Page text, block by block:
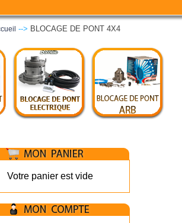
--> BLOCAGE DE PONT 4X4
Votre panier est vide